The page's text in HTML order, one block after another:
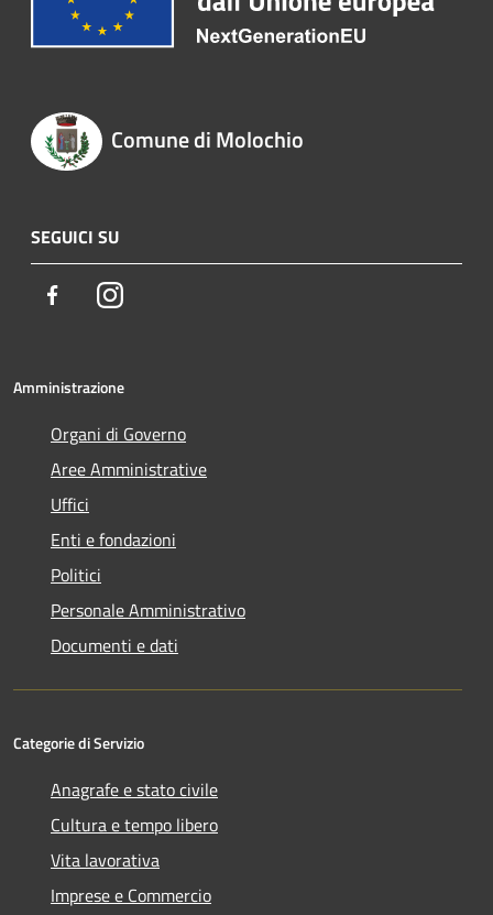
Comune di Molochio
SEGUICI SU
FacebookInstagram
Amministrazione
Organi di Governo
Aree Amministrative
Uffici
Enti e fondazioni
Politici
Personale Amministrativo
Documenti e dati
Categorie di Servizio
Anagrafe e stato civile
Cultura e tempo libero
Vita lavorativa
Imprese e Commercio